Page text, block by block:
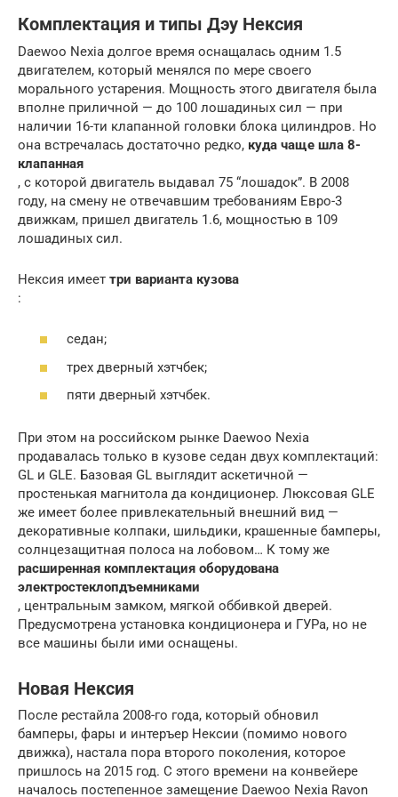
Комплектация и типы Дэу Нексия
Daewoo Nexia долгое время оснащалась одним 1.5
двигателем, который менялся по мере своего
морального устарения. Мощность этого двигателя была
вполне приличной — до 100 лошадиных сил — при
наличии 16-ти клапанной головки блока цилиндров. Но
она встречалась достаточно редко, куда чаще шла 8-
клапанная
, с которой двигатель выдавал 75 “лошадок”. В 2008
году, на смену не отвечавшим требованиям Евро-3
движкам, пришел двигатель 1.6, мощностью в 109
лошадиных сил.
Нексия имеет три варианта кузова
:
седан;
трех дверный хэтчбек;
пяти дверный хэтчбек.
При этом на российском рынке Daewoo Nexia
продавалась только в кузове седан двух комплектаций:
GL и GLE. Базовая GL выглядит аскетичной —
простенькая магнитола да кондиционер. Люксовая GLE
же имеет более привлекательный внешний вид —
декоративные колпаки, шильдики, крашенные бамперы,
солнцезащитная полоса на лобовом… К тому же
расширенная комплектация оборудована
электростеклопдъемниками
, центральным замком, мягкой оббивкой дверей.
Предусмотрена установка кондиционера и ГУРа, но не
все машины были ими оснащены.
Новая Нексия
После рестайла 2008-го года, который обновил
бамперы, фары и интеръер Нексии (помимо нового
движка), настала пора второго поколения, которое
пришлось на 2015 год. С этого времени на конвейере
началось постепенное замещение Daewoo Nexia Ravon